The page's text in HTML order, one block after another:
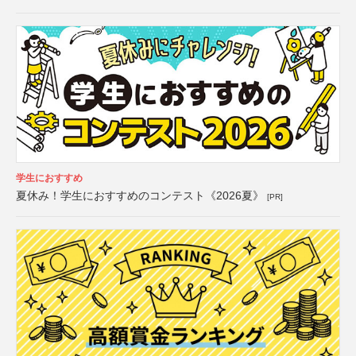
学生におすすめ
夏休み！学生におすすめのコンテスト《2026夏》 [PR]